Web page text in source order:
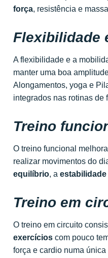
força, resistência e
Flexibilidade
A flexibilidade e a
manter uma boa
Alongamentos, yoga e
integrados nas rotinas de
Treino
O treino funcional
realizar movimentos do
equilíbrio, a estabilidade
Treino em
O treino em circuito
exercícios com pouco
força e cardio numa